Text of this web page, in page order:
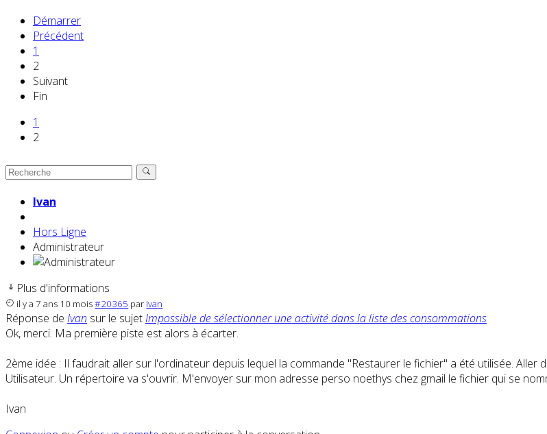
Démarrer
Précédent
1
2
Suivant
Fin
1
2
Ivan
Hors Ligne
Administrateur
Plus d'informations
il y a 7 ans 10 mois#20365 par Ivan
Réponse de Ivan sur le sujetImpossible de sélectionner une activité dans la liste des consommations
Ok, merci. Ma première piste est alors à écarter.
2ème idée : Il faudrait aller sur l'ordinateur depuis lequel la commande "Restaurer le fichier" a été utilisée.
Utilisateur. Un répertoire va s'ouvrir. M'envoyer sur mon adresse perso noethys chez gmail le fichier qui se
Ivan